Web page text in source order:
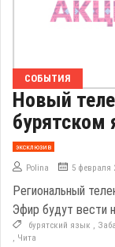
СОБЫТИЯ
Новый
бурятском
эксклюзив
Polina 5 февраля
Региональный
Эфир будут вести
бурятский язык ,
, Чита